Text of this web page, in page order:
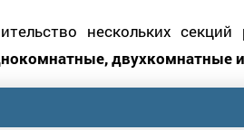
нескольких
двухкомнатные